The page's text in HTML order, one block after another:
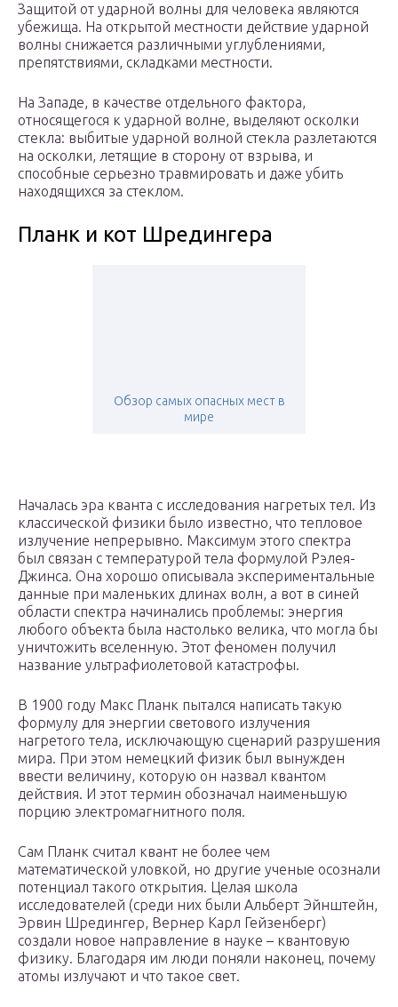
Защитой от ударной волны для человека являются
убежища. На открытой местности действие ударной
волны снижается различными углублениями,
препятствиями, складками местности.
На Западе, в качестве отдельного фактора,
относящегося к ударной волне, выделяют осколки
стекла: выбитые ударной волной стекла разлетаются
на осколки, летящие в сторону от взрыва, и
способные серьезно травмировать и даже убить
находящихся за стеклом.
Планк и кот Шредингера
Обзор самых опасных мест в
мире
Началась эра кванта с исследования нагретых тел. Из
классической физики было известно, что тепловое
излучение непрерывно. Максимум этого спектра
был связан с температурой тела формулой Рэлея-
Джинса. Она хорошо описывала экспериментальные
данные при маленьких длинах волн, а вот в синей
области спектра начинались проблемы: энергия
любого объекта была настолько велика, что могла бы
уничтожить вселенную. Этот феномен получил
название ультрафиолетовой катастрофы.
В 1900 году Макс Планк пытался написать такую
формулу для энергии светового излучения
нагретого тела, исключающую сценарий разрушения
мира. При этом немецкий физик был вынужден
ввести величину, которую он назвал квантом
действия. И этот термин обозначал наименьшую
порцию электромагнитного поля.
Сам Планк считал квант не более чем
математической уловкой, но другие ученые осознали
потенциал такого открытия. Целая школа
исследователей (среди них были Альберт Эйнштейн,
Эрвин Шредингер, Вернер Карл Гейзенберг)
создали новое направление в науке – квантовую
физику. Благодаря им люди поняли наконец, почему
атомы излучают и что такое свет.